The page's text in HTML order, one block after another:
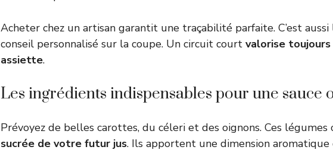
Acheter chez un artisan garantit une traçabilité parfaite. C’est aussi
conseil personnalisé sur la coupe. Un circuit court valorise
assiette.
Les ingrédients indispensables pour une sauce
Prévoyez de belles carottes, du céleri et des oignons. Ces
sucrée de votre futur jus. Ils apportent une dimension